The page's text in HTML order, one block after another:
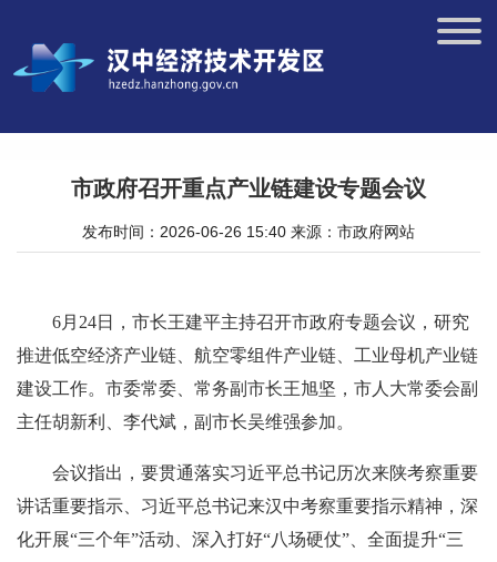
市政府召开重点产业链建设专题会议
发布时间：2026-06-26 15:40 来源：市政府网站
6月24日，市长王建平主持召开市政府专题会议，研究
推进低空经济产业链、航空零组件产业链、工业母机产业链
建设工作。市委常委、常务副市长王旭坚，市人大常委会副
主任胡新利、李代斌，副市长吴维强参加。
会议指出，要贯通落实习近平总书记历次来陕考察重要
讲话重要指示、习近平总书记来汉中考察重要指示精神，深
化开展“三个年”活动、深入打好“八场硬仗”、全面提升“三